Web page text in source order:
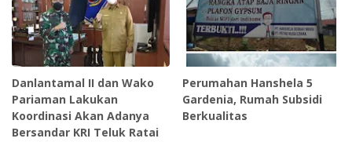
Danlantamal II dan Wako
Pariaman Lakukan
Koordinasi Akan Adanya
Bersandar KRI Teluk Ratai
Perumahan Hanshela 5
Gardenia, Rumah Subsidi
Berkualitas